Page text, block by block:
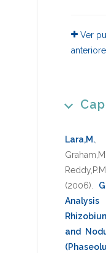
Ver
Lara,M.
Reddy,P.M.
(2006)
and